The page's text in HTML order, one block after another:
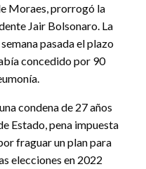
Moraes, prorrogó la
Jair Bolsonaro. La
pasada el plazo
concedido por 90
condena de 27 años
Estado, pena impuesta
fraguar un plan para
elecciones en 2022